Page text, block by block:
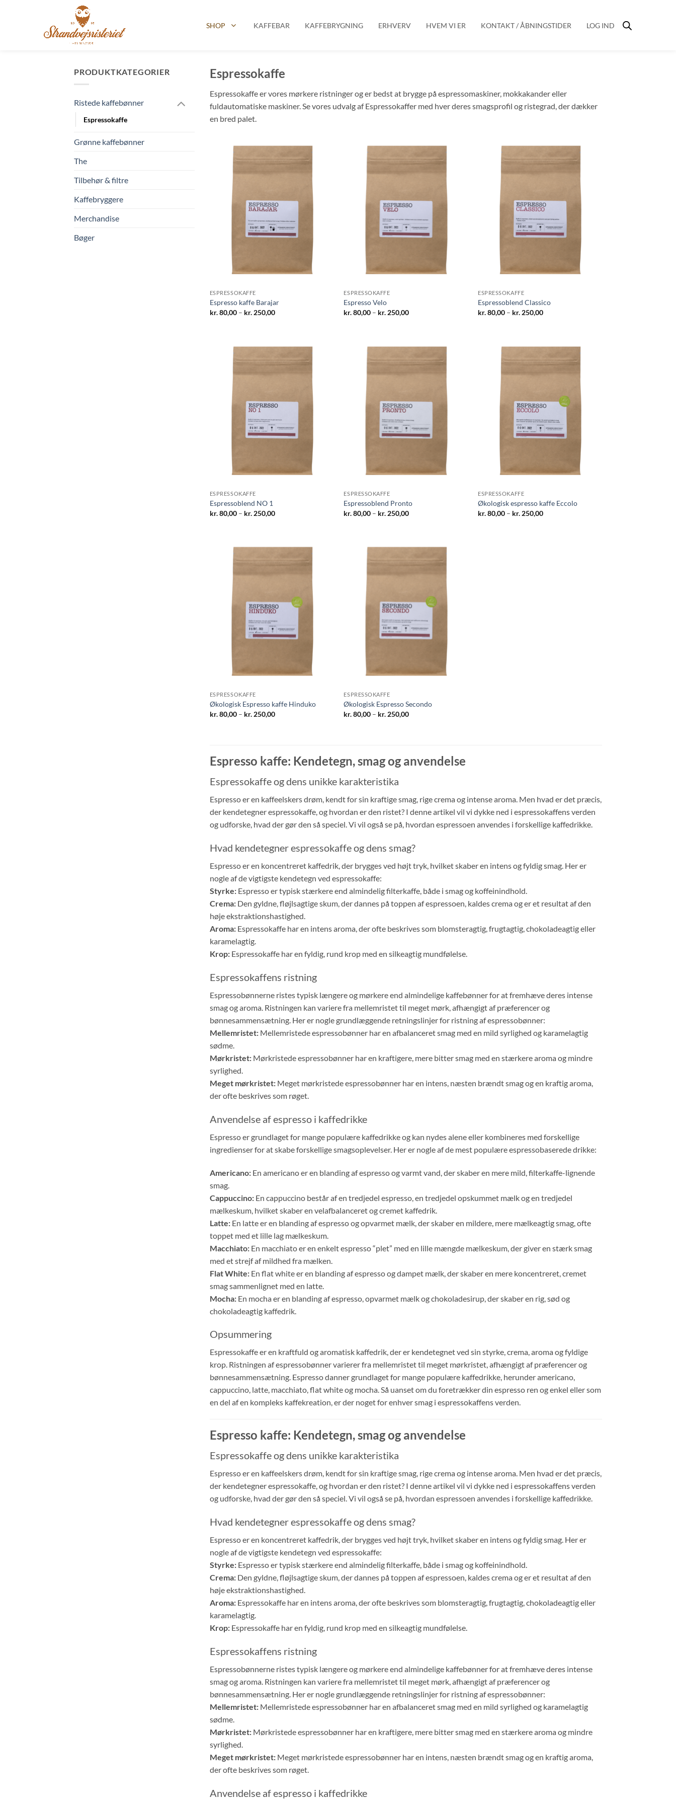
SHOP KAFFEBAR KAFFEBRYGNING ERHVERV HVEM VI ER KONTAKT / ÅBNINGSTIDER LOG IND
PRODUKTKATEGORIER
Ristede kaffebønner
Espressokaffe
Grønne kaffebønner
The
Tilbehør & filtre
Kaffebryggere
Merchandise
Bøger
Espressokaffe
Espressokaffe er vores mørkere ristninger og er bedst at brygge på espressomaskiner, mokkakander eller
fuldautomatiske maskiner. Se vores udvalg af Espressokaffer med hver deres smagsprofil og ristegrad, der dækker
en bred palet.
ESPRESSOKAFFE
Espresso kaffe Barajar
kr.80,00 – kr.250,00Prisinterval:
ESPRESSOKAFFE
Espresso Velo
kr.80,00 – kr. 250,00Prisinterval:
ESPRESSOKAFFE
Espressoblend Classico
kr.80,00 – kr. 250,00Prisinterval:
ESPRESSOKAFFE
Espressoblend NO 1
kr.80,00 – kr.250,00Prisinterval:
ESPRESSOKAFFE
Espressoblend Pronto
kr.80,00 – kr. 250,00Prisinterval:
ESPRESSOKAFFE
Økologisk espresso kaffe Eccolo
kr.80,00 – kr. 250,00Prisinterval:
ESPRESSOKAFFE
Økologisk Espresso kaffe Hinduko
kr.80,00 – kr.250,00Prisinterval:
ESPRESSOKAFFE
Økologisk Espresso Secondo
kr.80,00 – kr. 250,00Prisinterval:
Espresso kaffe: Kendetegn, smag og anvendelse
Espressokaffe og dens unikke karakteristika
Espresso er en kaffeelskers drøm, kendt for sin kraftige smag, rige crema og intense aroma. Men hvad er det præcis,
der kendetegner espressokaffe, og hvordan er den ristet? I denne artikel vil vi dykke ned i espressokaffens verden
og udforske, hvad der gør den så speciel. Vi vil også se på, hvordan espressoen anvendes i forskellige kaffedrikke.
Hvad kendetegner espressokaffe og dens smag?
Espresso er en koncentreret kaffedrik, der brygges ved højt tryk, hvilket skaber en intens og fyldig smag. Her er
nogle af de vigtigste kendetegn ved espressokaffe:
Styrke: Espresso er typisk stærkere end almindelig filterkaffe, både i smag og koffeinindhold.
Crema: Den gyldne, fløjlsagtige skum, der dannes på toppen af espressoen, kaldes crema og er et resultat af den
høje ekstraktionshastighed.
Aroma: Espressokaffe har en intens aroma, der ofte beskrives som blomsteragtig, frugtagtig, chokoladeagtig eller
karamelagtig.
Krop: Espressokaffe har en fyldig, rund krop med en silkeagtig mundfølelse.
Espressokaffens ristning
Espressobønnerne ristes typisk længere og mørkere end almindelige kaffebønner for at fremhæve deres intense
smag og aroma. Ristningen kan variere fra mellemristet til meget mørk, afhængigt af præferencer og
bønnesammensætning. Her er nogle grundlæggende retningslinjer for ristning af espressobønner:
Mellemristet: Mellemristede espressobønner har en afbalanceret smag med en mild syrlighed og karamelagtig
sødme.
Mørkristet: Mørkristede espressobønner har en kraftigere, mere bitter smag med en stærkere aroma og mindre
syrlighed.
Meget mørkristet: Meget mørkristede espressobønner har en intens, næsten brændt smag og en kraftig aroma,
der ofte beskrives som røget.
Anvendelse af espresso i kaffedrikke
Espresso er grundlaget for mange populære kaffedrikke og kan nydes alene eller kombineres med forskellige
ingredienser for at skabe forskellige smagsoplevelser. Her er nogle af de mest populære espressobaserede drikke:
Americano: En americano er en blanding af espresso og varmt vand, der skaber en mere mild, filterkaffe-lignende
smag.
Cappuccino: En cappuccino består af en tredjedel espresso, en tredjedel opskummet mælk og en tredjedel
mælkeskum, hvilket skaber en velafbalanceret og cremet kaffedrik.
Latte: En latte er en blanding af espresso og opvarmet mælk, der skaber en mildere, mere mælkeagtig smag, ofte
toppet med et lille lag mælkeskum.
Macchiato: En macchiato er en enkelt espresso “plet” med en lille mængde mælkeskum, der giver en stærk smag
med et strejf af mildhed fra mælken.
Flat White: En flat white er en blanding af espresso og dampet mælk, der skaber en mere koncentreret, cremet
smag sammenlignet med en latte.
Mocha: En mocha er en blanding af espresso, opvarmet mælk og chokoladesirup, der skaber en rig, sød og
chokoladeagtig kaffedrik.
Opsummering
Espressokaffe er en kraftfuld og aromatisk kaffedrik, der er kendetegnet ved sin styrke, crema, aroma og fyldige
krop. Ristningen af espressobønner varierer fra mellemristet til meget mørkristet, afhængigt af præferencer og
bønnesammensætning. Espresso danner grundlaget for mange populære kaffedrikke, herunder americano,
cappuccino, latte, macchiato, flat white og mocha. Så uanset om du foretrækker din espresso ren og enkel eller som
en del af en kompleks kaffekreation, er der noget for enhver smag i espressokaffens verden.
Espresso kaffe: Kendetegn, smag og anvendelse
Espressokaffe og dens unikke karakteristika
Espresso er en kaffeelskers drøm, kendt for sin kraftige smag, rige crema og intense aroma. Men hvad er det præcis,
der kendetegner espressokaffe, og hvordan er den ristet? I denne artikel vil vi dykke ned i espressokaffens verden
og udforske, hvad der gør den så speciel. Vi vil også se på, hvordan espressoen anvendes i forskellige kaffedrikke.
Hvad kendetegner espressokaffe og dens smag?
Espresso er en koncentreret kaffedrik, der brygges ved højt tryk, hvilket skaber en intens og fyldig smag. Her er
nogle af de vigtigste kendetegn ved espressokaffe:
Styrke: Espresso er typisk stærkere end almindelig filterkaffe, både i smag og koffeinindhold.
Crema: Den gyldne, fløjlsagtige skum, der dannes på toppen af espressoen, kaldes crema og er et resultat af den
høje ekstraktionshastighed.
Aroma: Espressokaffe har en intens aroma, der ofte beskrives som blomsteragtig, frugtagtig, chokoladeagtig eller
karamelagtig.
Krop: Espressokaffe har en fyldig, rund krop med en silkeagtig mundfølelse.
Espressokaffens ristning
Espressobønnerne ristes typisk længere og mørkere end almindelige kaffebønner for at fremhæve deres intense
smag og aroma. Ristningen kan variere fra mellemristet til meget mørk, afhængigt af præferencer og
bønnesammensætning. Her er nogle grundlæggende retningslinjer for ristning af espressobønner:
Mellemristet: Mellemristede espressobønner har en afbalanceret smag med en mild syrlighed og karamelagtig
sødme.
Mørkristet: Mørkristede espressobønner har en kraftigere, mere bitter smag med en stærkere aroma og mindre
syrlighed.
Meget mørkristet: Meget mørkristede espressobønner har en intens, næsten brændt smag og en kraftig aroma,
der ofte beskrives som røget.
Anvendelse af espresso i kaffedrikke